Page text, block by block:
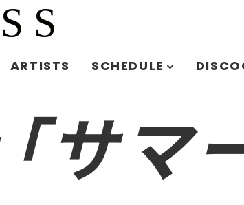
ARTISTS SCHEDULE
サマ